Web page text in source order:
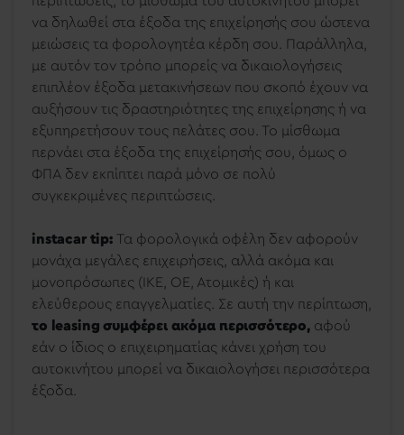
να δηλωθεί στα έξοδα της επιχείρησής σου ώστενα
μειώσεις τα φορολογητέα κέρδη σου. Παράλληλα,
με αυτόν τον τρόπο μπορείς να δικαιολογήσεις
επιπλέον έξοδα μετακινήσεων που σκοπό έχουν να
αυξήσουν τις δραστηριότητες της επιχείρησης ή να
εξυπηρετήσουν τους πελάτες σου. Το μίσθωμα
περνάει στα έξοδα της επιχείρησής σου, όμως ο
ΦΠΑ δεν εκπίπτει παρά μόνο σε πολύ
συγκεκριμένες περιπτώσεις.
instacar tip: Τα φορολογικά οφέλη δεν αφορούν
μονάχα μεγάλες επιχειρήσεις, αλλά ακόμα και
μονοπρόσωπες ( ΙΚΕ, ΟΕ, Ατομικές) ή και
ελεύθερους επαγγελματίες. Σε αυτή την περίπτωση,
το leasing συμφέρει ακόμα περισσότερο, αφού
εάν ο ίδιος ο επιχειρηματίας κάνει χρήση του
αυτοκινήτου μπορεί να δικαιολογήσει περισσότερα
έξοδα.